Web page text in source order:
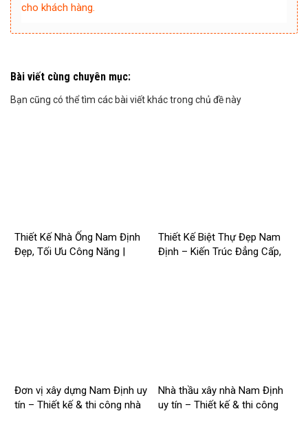
cho khách hàng.
Bài viết cùng chuyên mục:
Bạn cũng có thể tìm các bài viết khác trong chủ đề này
Thiết Kế Nhà Ống Nam Định
Đẹp, Tối Ưu Công Năng |
Thiết Kế Biệt Thự Đẹp Nam
Định – Kiến Trúc Đẳng Cấp,
Đơn vị xây dựng Nam Định uy
tín – Thiết kế & thi công nhà
Nhà thầu xây nhà Nam Định
uy tín – Thiết kế & thi công